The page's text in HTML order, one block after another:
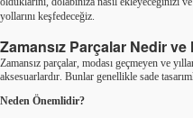
yollarını keşfedeceğiz.
Zamansız Parçalar Nedir
Zamansız parçalar, modası geçmeyen ve
aksesuarlardır. Bunlar genellikle sade
Neden Önemlidir?